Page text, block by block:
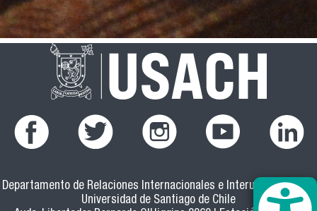
Departamento de Relaciones Internacionales e Interuniversitarias
Universidad de Santiago de Chile